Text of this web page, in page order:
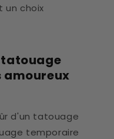
un choix
tatouage
amoureux
d'un tatouage
temporaire